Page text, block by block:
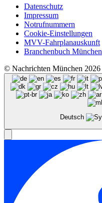
Datenschutz
Impressum
Notrufnummern
Cookie-Einstellungen
MVV-Fahrplanauskunft
Branchenbuch München
© Nachrichten München 2026
Deutsch